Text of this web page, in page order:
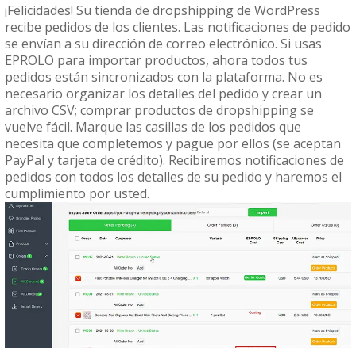
¡Felicidades! Su tienda de dropshipping de WordPress
recibe pedidos de los clientes. Las notificaciones de pedido
se envían a su dirección de correo electrónico. Si usas
EPROLO para importar productos, ahora todos tus
pedidos están sincronizados con la plataforma. No es
necesario organizar los detalles del pedido y crear un
archivo CSV; comprar productos de dropshipping se
vuelve fácil. Marque las casillas de los pedidos que
necesita que completemos y pague por ellos (se aceptan
PayPal y tarjeta de crédito). Recibiremos notificaciones de
pedidos con todos los detalles de su pedido y haremos el
cumplimiento por usted.